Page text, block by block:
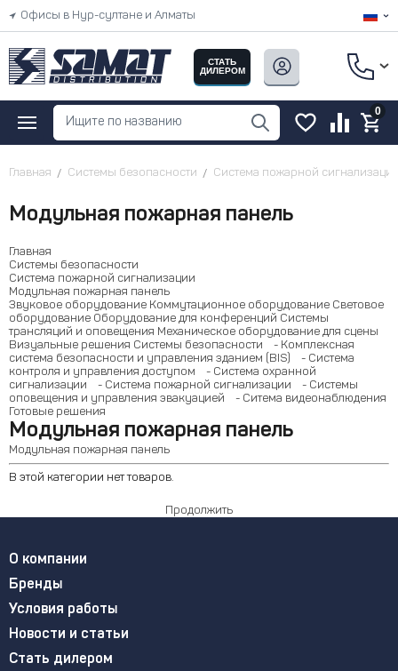
Офисы в Нур-султане и Алматы
СТАТЬ
ДИЛЕРОМ
0
Главная Системы безопасности Система пожарной
Модульная пожарная панель
Главная
Системы безопасности
Система пожарной сигнализации
Модульная пожарная панель
Звуковое оборудование Коммутационное оборудование Световое
оборудование Оборудование для конференций Системы
трансляций и оповещения Механическое оборудование для сцены
Визуальные решения Системы безопасности
- Комплексная
система безопасности и управления зданием (BIS)
- Система
контроля и управления доступом
- Система охранной
сигнализации
- Система пожарной сигнализации
- Системы
оповещения и управления эвакуацией
- Ситема видеонаблюдения
Готовые решения
Модульная пожарная панель
Модульная пожарная панель
В этой категории нет товаров.
Продолжить
О компании
Бренды
Условия работы
Новости и статьи
Стать дилером